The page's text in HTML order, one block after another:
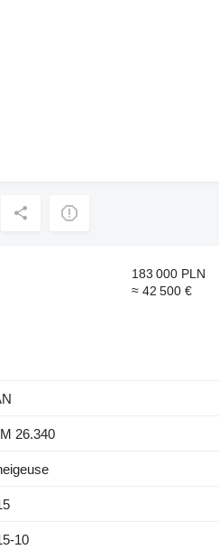
183 000 PLN
≈ 42 500 €
26.340
10